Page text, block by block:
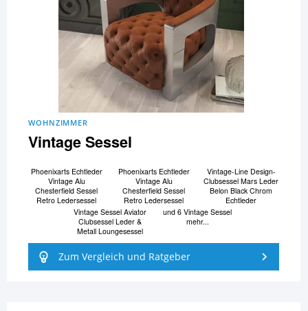
WOHNZIMMER
Vintage Sessel
Phoenixarts Echtleder
Vintage Alu
Chesterfield Sessel
Retro Ledersessel
Phoenixarts Echtleder
Vintage Alu
Chesterfield Sessel
Retro Ledersessel
Vintage-Line Design-
Clubsessel Mars Leder
Belon Black Chrom
Echtleder
Vintage Sessel Aviator
Clubsessel Leder &
Metall Loungesessel
und 6 Vintage Sessel
mehr...
Zum Vergleich und Ratgeber